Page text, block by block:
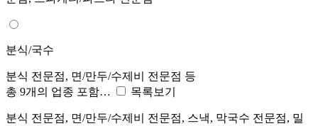
분식/국수
분식 전문점, 면/만두/수제비 전문점 등
총 9개의 업종 포함…
목록보기
분식 전문점, 면/만두/수제비 전문점, 스낵, 막국수 전문점, 밀